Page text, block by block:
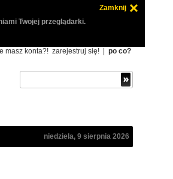
Zamknij
Twojej przeglądarki.
masz konta?! zarejestruj się! po co?
niedziela, 9 sierpnia 2026